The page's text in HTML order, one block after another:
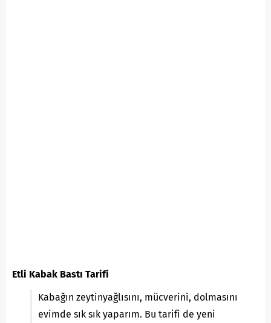
Etli Kabak Bastı Tarifi
Kabağın zeytinyağlısını, mücverini, dolmasını
evimde sık sık yaparım. Bu tarifi de yeni